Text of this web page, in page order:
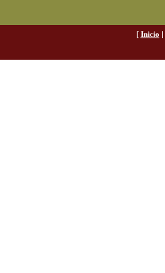
[ Inicio |